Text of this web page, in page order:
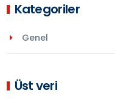
Kategoriler
Genel
Üst veri